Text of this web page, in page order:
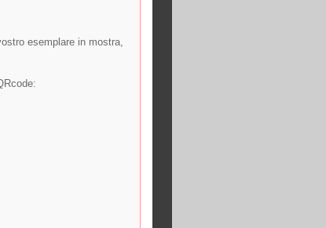
esemplare in mostra,